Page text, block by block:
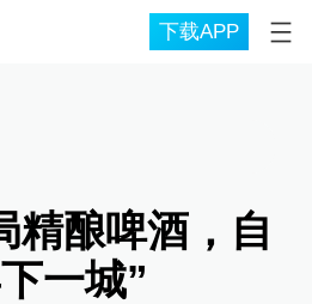
下载APP
精酿啤酒，自
一城”